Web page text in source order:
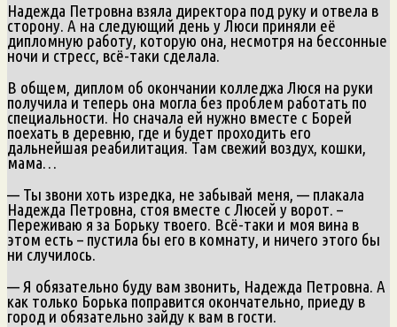
Надежда Петровна взяла директора под руку и отвела в
сторону. А на следующий день у Люси приняли её
дипломную работу, которую она, несмотря на бессонные
ночи и стресс, всё-таки сделала.
В общем, диплом об окончании колледжа Люся на руки
получила и теперь она могла без проблем работать по
специальности. Но сначала ей нужно вместе с Борей
поехать в деревню, где и будет проходить его
дальнейшая реабилитация. Там свежий воздух, кошки,
мама…
— Ты звони хоть изредка, не забывай меня, — плакала
Надежда Петровна, стоя вместе с Люсей у ворот. –
Переживаю я за Борьку твоего. Всё-таки и моя вина в
этом есть – пустила бы его в комнату, и ничего этого бы
ни случилось.
— Я обязательно буду вам звонить, Надежда Петровна. А
как только Борька поправится окончательно, приеду в
город и обязательно зайду к вам в гости.